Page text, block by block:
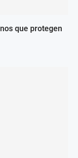
que protegen